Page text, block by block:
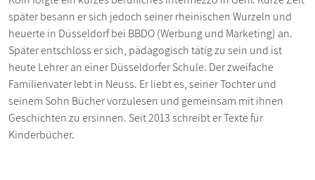
später besann er sich jedoch seiner rheinischen Wurzeln und
heuerte in Düsseldorf bei BBDO (Werbung und Marketing) an.
Später entschloss er sich, pädagogisch tätig zu sein und ist
heute Lehrer an einer Düsseldorfer Schule. Der zweifache
Familienvater lebt in Neuss. Er liebt es, seiner Tochter und
seinem Sohn Bücher vorzulesen und gemeinsam mit ihnen
Geschichten zu ersinnen. Seit 2013 schreibt er Texte für
Kinderbücher.